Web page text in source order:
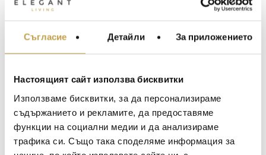
Съгласие Детайли За приложението
Настоящият сайт използва бисквитки
Използваме бисквитки, за да персонализираме
съдържанието и рекламите, да предоставяме
функции на социални медии и да анализираме
трафика си. Също така споделяме информация за
от чука, използван за създаването им.
първоначално е проектиран така, че да е
хигиеничен и удобен за употреба. Сега
светлина. Създаването на лампите от
колекция Beat е част от древен процес,
който отнема четири дни.
Perpetuating the skills of artisan craftsmen in
Northern India, Beat’s origin is a re-purposed
МЕБЕЛИ ЗА ДОМА И
ЗА МАСАТА
ТЕКСТИЛ ЗА ДОМА
BACCARAT
TOM DIXON
MICHAEL ARAM